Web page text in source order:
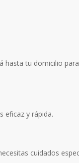
hasta tu domicilio
eficaz y rápida.
cuidados